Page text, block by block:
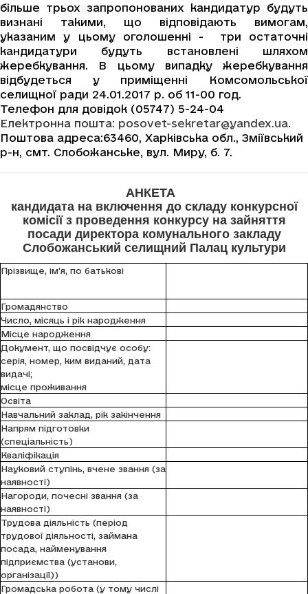
більше трьох запропонованих кандидатур будуть
визнані такими, що відповідають вимогам,
указаним у цьому оголошенні - три остаточні
кандидатури будуть встановлені шляхом
жеребкування. В цьому випадку жеребкування
відбудеться у приміщенні Комсомольської
селищної ради 24.01.2017 р. об 11-00 год.
Телефон для довідок (05747) 5-24-04
Електронна пошта: posovet-sekretar@yandex.ua.
Поштова адреса:63460, Харківська обл., Зміївський
р-н, смт. Слобожанське, вул. Миру, б. 7.
АНКЕТА
кандидата на включення до складу конкурсної
комісії з проведення конкурсу на зайняття
посади директора комунального закладу
Слобожанський селищний Палац культури
Прізвище, ім’я, по батькові
Громадянство
Число, місяць і рік народження
Місце народження
Документ, що посвідчує особу:
серія, номер, ким виданий, дата
видачі;
місце проживання
Освіта
Навчальний заклад, рік закінчення
Напрям підготовки
(спеціальність)
Кваліфікація
Науковий ступінь, вчене звання (за
наявності)
Нагороди, почесні звання (за
наявності)
Трудова діяльність (період
трудової діяльності, займана
посада, найменування
підприємства (установи,
організації))
Громадська робота (у тому числі